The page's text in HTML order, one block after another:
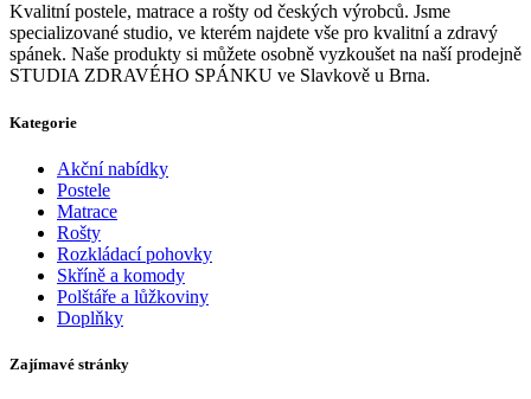
Kvalitní postele, matrace a rošty od českých výrobců. Jsme
specializované studio, ve kterém najdete vše pro kvalitní a zdravý
spánek. Naše produkty si můžete osobně vyzkoušet na naší prodejně
STUDIA ZDRAVÉHO SPÁNKU ve Slavkově u Brna.
Kategorie
Akční nabídky
Postele
Matrace
Rošty
Rozkládací pohovky
Skříně a komody
Polštáře a lůžkoviny
Doplňky
Zajímavé stránky